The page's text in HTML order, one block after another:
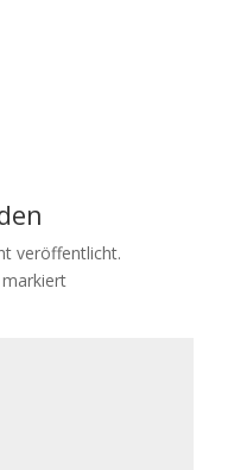
veröffentlicht.
markiert